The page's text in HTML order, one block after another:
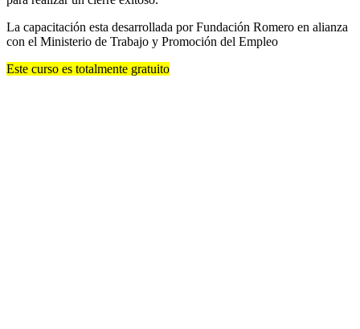
La capacitación esta desarrollada por Fundación Romero en alianza
con el Ministerio de Trabajo y Promoción del Empleo
Este curso es totalmente gratuito